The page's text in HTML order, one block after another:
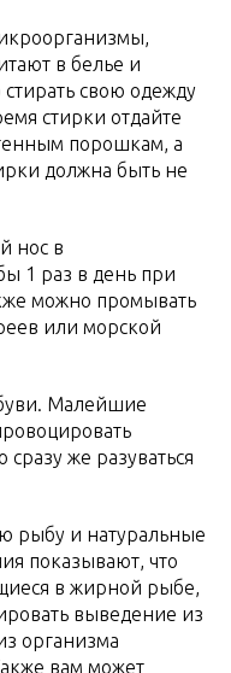
в белье и
свою одежду
стирки отдайте
порошкам, а
должна быть не
нос в
1 раз в день при
можно промывать
или морской
Малейшие
же разуваться
рыбу и натуральные
показывают, что
в жирной рыбе,
выведение из
организма
вам может